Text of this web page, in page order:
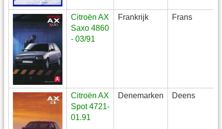
Citroën AX
Saxo 4860
- 03/91
Frankrijk Frans
Citroën AX
Spot 4721-
01.91
Denemarken Deens